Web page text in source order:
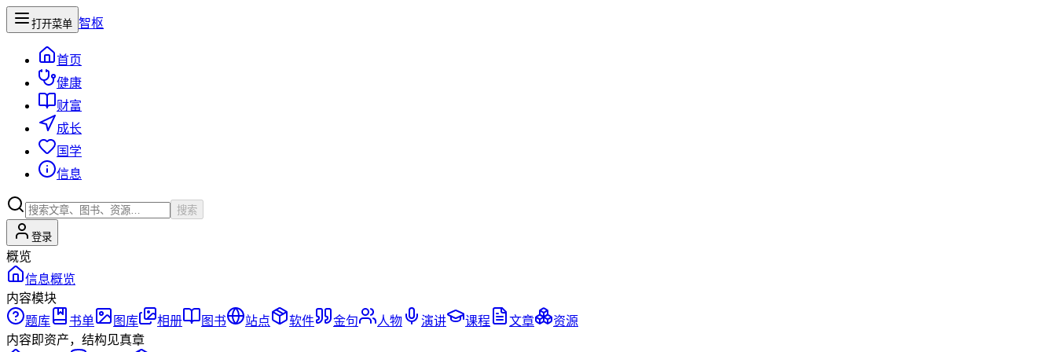
打开菜单 智枢
首页
健康
财富
成长
国学
信息
搜索
登录
概览
信息概览
内容模块
题库
书单 图库 相册 图书 站点 软件 金句 人物 演讲 课程 文章
资源
内容即资产，结构见真章